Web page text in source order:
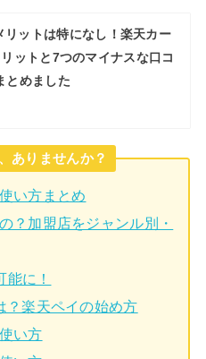
リットは特になし！楽天カー
リットと7つのマイナスな口コ
とめました
ありませんか？
い方まとめ
？加盟店をジャンル別・
に！
？楽天ペイの始め方
い方